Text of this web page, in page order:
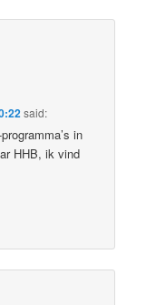
said:
in
HHB, ik vind